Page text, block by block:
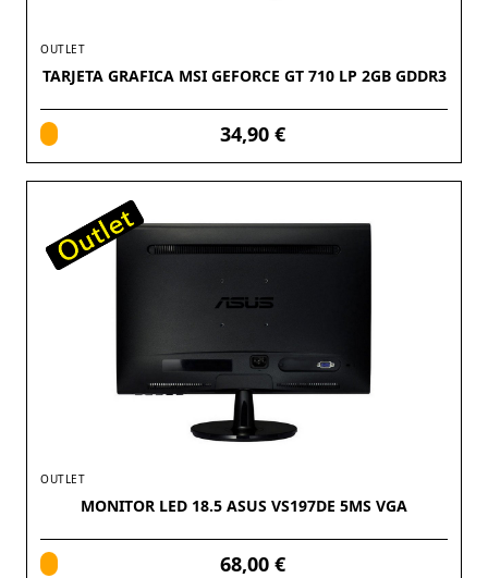
OUTLET
TARJETA GRAFICA MSI GEFORCE GT 710 LP 2GB GDDR3
34,90 €
OUTLET
MONITOR LED 18.5 ASUS VS197DE 5MS VGA
68,00 €